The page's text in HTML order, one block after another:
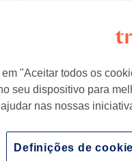
Portugal
através da
na tua
"Aceitar todos os
seu dispositivo para
nas nossas
Definições de